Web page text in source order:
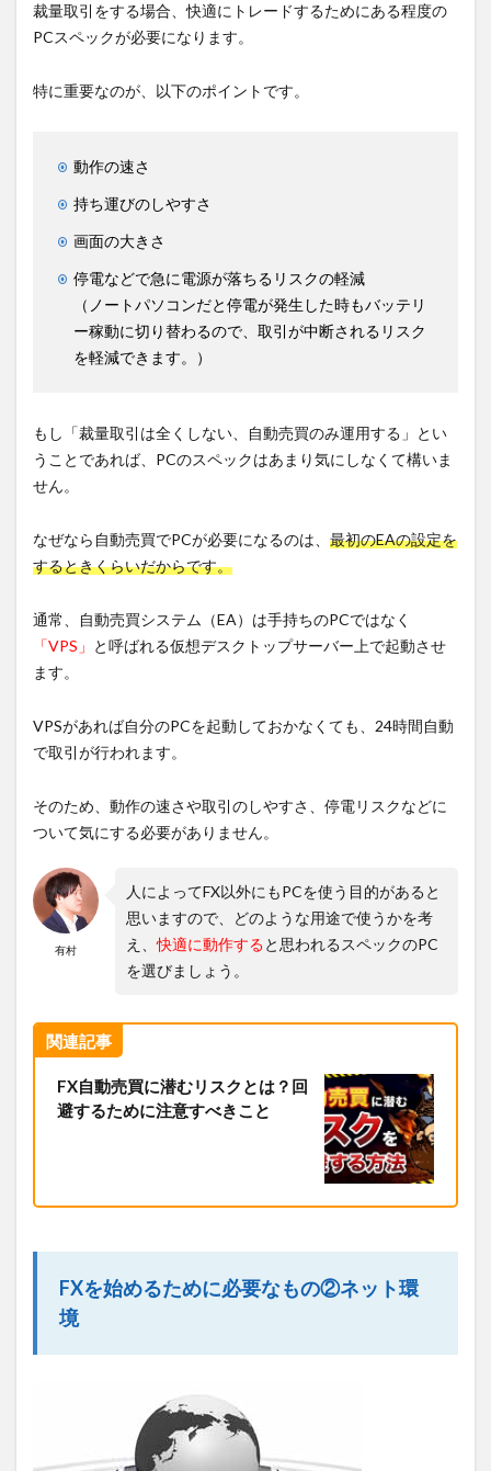
裁量取引をする場合、快適にトレードするためにある程度の
PCスペックが必要になります。
特に重要なのが、以下のポイントです。
動作の速さ
持ち運びのしやすさ
画面の大きさ
停電などで急に電源が落ちるリスクの軽減
（ノートパソコンだと停電が発生した時もバッテリ
ー稼動に切り替わるので、取引が中断されるリスク
を軽減できます。）
もし「裁量取引は全くしない、自動売買のみ運用する」とい
うことであれば、PCのスペックはあまり気にしなくて構いま
せん。
なぜなら自動売買でPCが必要になるのは、 最初のEAの設定を
するときくらいだからです。
通常、自動売買システム（EA）は手持ちのPCではなく
「VPS」 と呼ばれる仮想デスクトップサーバー上で起動させ
ます。
VPSがあれば自分のPCを起動しておかなくても、24時間自動
で取引が行われます。
そのため、動作の速さや取引のしやすさ、停電リスクなどに
ついて気にする必要がありません。
有村
人によってFX以外にもPCを使う目的があると
思いますので、どのような用途で使うかを考
え、快適に動作すると思われるスペックのPC
を選びましょう。
関連記事
FX自動売買に潜むリスクとは？回
避するために注意すべきこと
FXを始めるために必要なもの②ネット環
境